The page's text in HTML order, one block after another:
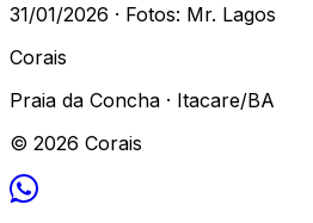
31/01/2026 · Fotos: Mr. Lagos
Corais
Praia da Concha · Itacare/BA
© 2026 Corais